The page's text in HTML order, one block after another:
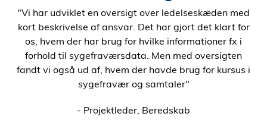
"Vi har udviklet en oversigt over ledelseskæden med
kort beskrivelse af ansvar. Det har gjort det klart for
os, hvem der har brug for hvilke informationer fx i
forhold til sygefraværsdata. Men med oversigten
fandt vi også ud af, hvem der havde brug for kursus i
sygefravær og samtaler"
- Projektleder, Beredskab